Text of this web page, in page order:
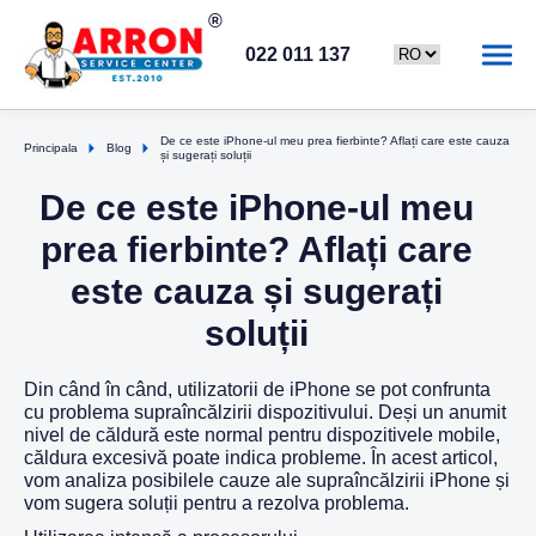
022 011 137
Principala Blog
De ce este iPhone-ul meu prea fierbinte? Aflați care este cauza
și sugerați soluții
De ce este iPhone-ul meu
prea fierbinte? Aflați care
este cauza și sugerați
soluții
Din când în când, utilizatorii de iPhone se pot confrunta
cu problema supraîncălzirii dispozitivului. Deși un anumit
nivel de căldură este normal pentru dispozitivele mobile,
căldura excesivă poate indica probleme. În acest articol,
vom analiza posibilele cauze ale supraîncălzirii iPhone și
vom sugera soluții pentru a rezolva problema.